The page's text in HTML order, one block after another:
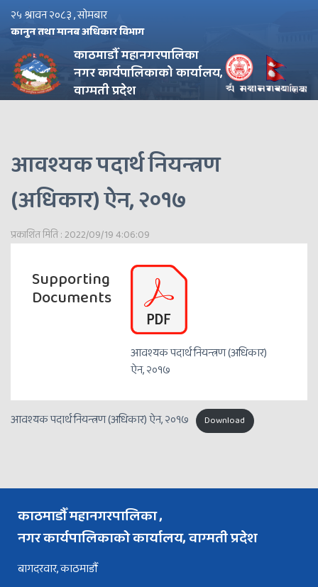
२५ श्रावन २०८३ , सोमबार
कानुन तथा मानब अधिकार विभाग
काठमाडौँ महानगरपालिका
नगर कार्यपालिकाको कार्यालय,
वाग्मती प्रदेश
आवश्यक पदार्थ नियन्त्रण
(अधिकार) ऐन, २०१७
प्रकाशित मिति : 2022/09/19 4:06:09
Supporting
Documents
आवश्यक पदार्थ नियन्त्रण (अधिकार)
ऐन, २०१७
आवश्यक पदार्थ नियन्त्रण (अधिकार) ऐन, २०१७ Download
काठमाडौँ महानगरपालिका ,
नगर कार्यपालिकाको कार्यालय, वाग्मती प्रदेश
बागदरवार, काठमाडौँ